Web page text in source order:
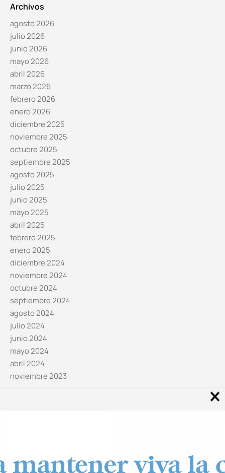
Archivos
agosto 2026
julio 2026
junio 2026
mayo 2026
abril 2026
marzo 2026
febrero 2026
enero 2026
diciembre 2025
noviembre 2025
octubre 2025
septiembre 2025
agosto 2025
julio 2025
junio 2025
mayo 2025
abril 2025
febrero 2025
enero 2025
diciembre 2024
noviembre 2024
octubre 2024
septiembre 2024
agosto 2024
julio 2024
junio 2024
mayo 2024
abril 2024
noviembre 2023